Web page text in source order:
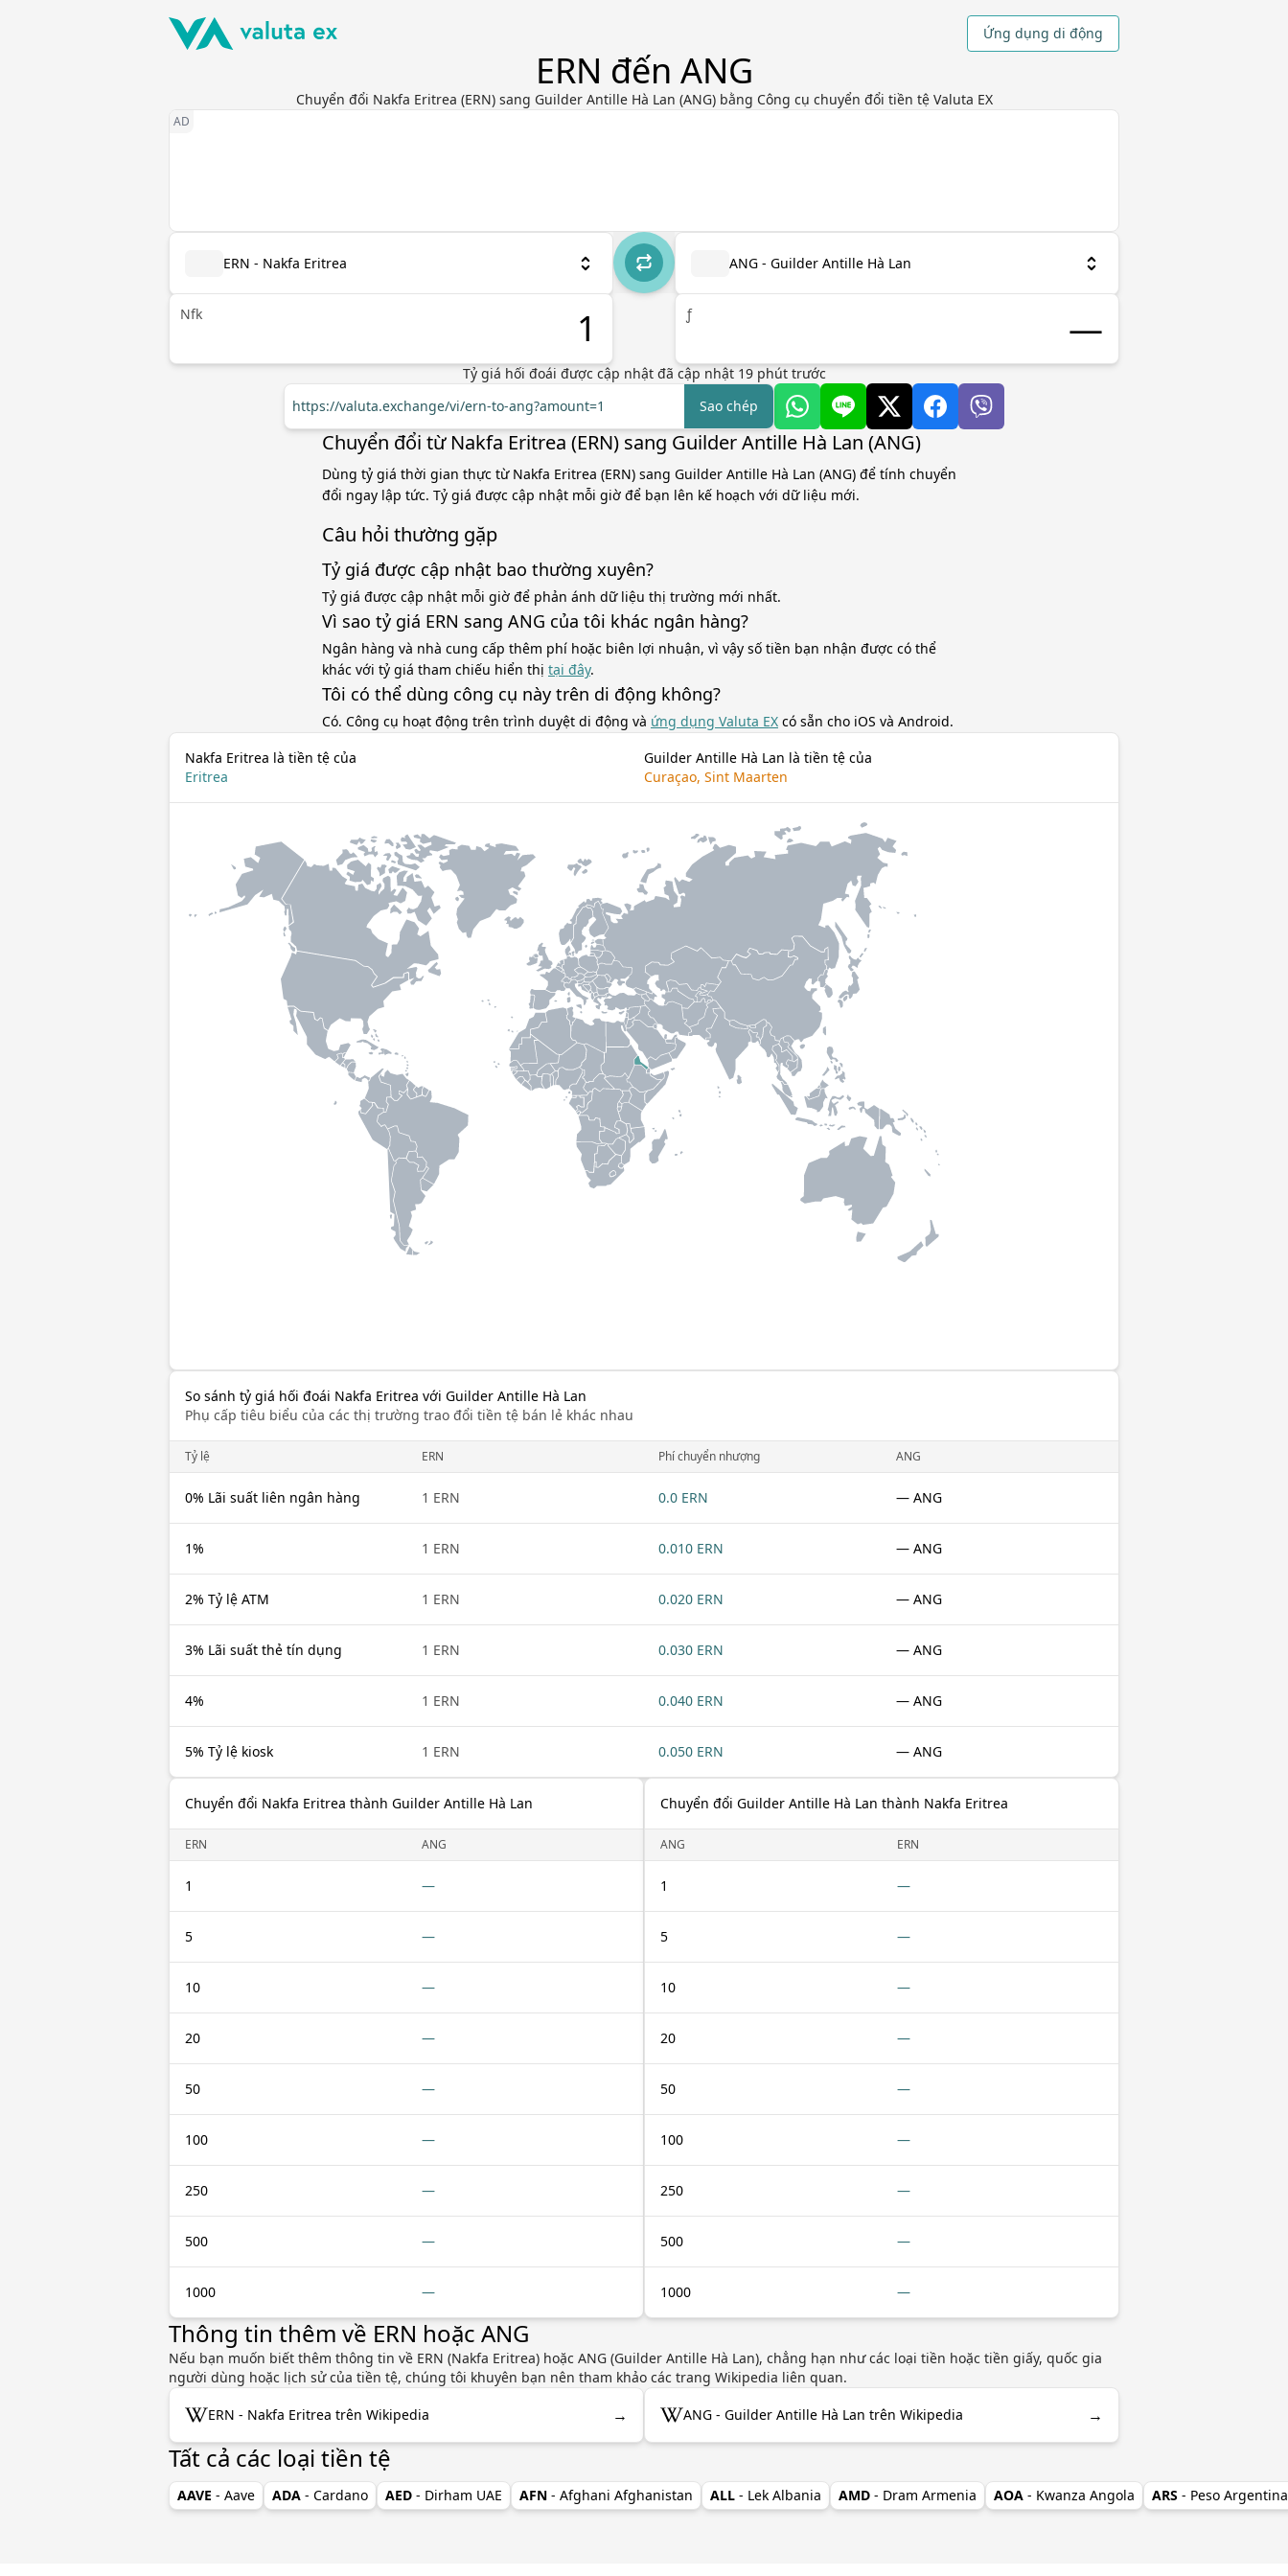
Ứng dụng di động
ERN đến ANG
Chuyển đổi Nakfa Eritrea (ERN) sang Guilder Antille Hà Lan (ANG) bằng Công cụ chuyển đổi tiền tệ Valuta EX
ERN - Nakfa Eritrea
Nfk
ANG - Guilder Antille Hà Lan
ƒ
Tỷ giá hối đoái được cập nhật đã cập nhật 19phút trước
https://valuta.exchange/vi/ern-to-ang?amount=1
Sao chép
Chuyển đổi từ Nakfa Eritrea (ERN) sang Guilder Antille Hà Lan (ANG)
Dùng tỷ giá thời gian thực từ Nakfa Eritrea (ERN) sang Guilder Antille Hà Lan (ANG) để tính chuyển
đổi ngay lập tức. Tỷ giá được cập nhật mỗi giờ để bạn lên kế hoạch với dữ liệu mới.
Câu hỏi thường gặp
Tỷ giá được cập nhật bao thường xuyên?
Tỷ giá được cập nhật mỗi giờ để phản ánh dữ liệu thị trường mới nhất.
Vì sao tỷ giá ERN sang ANG của tôi khác ngân hàng?
Ngân hàng và nhà cung cấp thêm phí hoặc biên lợi nhuận, vì vậy số tiền bạn nhận được có thể
khác với tỷ giá tham chiếu hiển thị tại đây.
Tôi có thể dùng công cụ này trên di động không?
Có. Công cụ hoạt động trên trình duyệt di động và ứng dụng Valuta EX có sẵn cho iOS và Android.
Nakfa Eritrea là tiền tệ của
Eritrea
Guilder Antille Hà Lan là tiền tệ của
Curaçao, Sint Maarten
So sánh tỷ giá hối đoái Nakfa Eritrea với Guilder Antille Hà Lan
Phụ cấp tiêu biểu của các thị trường trao đổi tiền tệ bán lẻ khác nhau
Tỷ lệ ERN Phí chuyển nhượng ANG
0% Lãi suất liên ngân hàng 1 ERN 0.0 ERN — ANG
1% 1 ERN 0.010 ERN — ANG
2% Tỷ lệ ATM 1 ERN 0.020 ERN — ANG
3% Lãi suất thẻ tín dụng 1 ERN 0.030 ERN — ANG
4% 1 ERN 0.040 ERN — ANG
5% Tỷ lệ kiosk 1 ERN 0.050 ERN — ANG
Chuyển đổi Nakfa Eritrea thành Guilder Antille Hà Lan
ERN ANG
1 —
5 —
10 —
20 —
50 —
100 —
250 —
500 —
1000 —
Chuyển đổi Guilder Antille Hà Lan thành Nakfa Eritrea
ANG ERN
1 —
5 —
10 —
20 —
50 —
100 —
250 —
500 —
1000 —
Thông tin thêm về ERN hoặc ANG
Nếu bạn muốn biết thêm thông tin về ERN (Nakfa Eritrea) hoặc ANG (Guilder Antille Hà Lan), chẳng hạn như các loại tiền hoặc tiền giấy, quốc gia
người dùng hoặc lịch sử của tiền tệ, chúng tôi khuyên bạn nên tham khảo các trang Wikipedia liên quan.
ERN - Nakfa Eritrea trên Wikipedia → ANG - Guilder Antille Hà Lan trên Wikipedia →
Tất cả các loại tiền tệ
AAVE - Aave ADA - Cardano AED - Dirham UAE AFN - Afghani Afghanistan ALL - Lek Albania AMD - Dram Armenia AOA - Kwanza Angola ARS - Peso Argentina